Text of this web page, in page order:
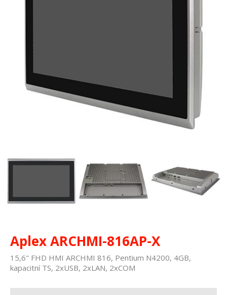
Aplex ARCHMI-816AP-X
15,6" FHD HMI ARCHMI 816, Pentium N4200, 4GB,
kapacitní TS, 2xUSB, 2xLAN, 2xCOM